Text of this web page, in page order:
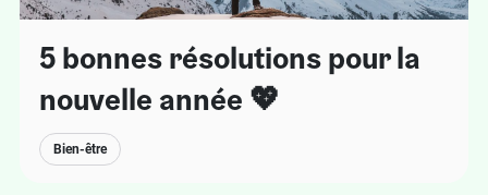
5 bonnes résolutions pour la
nouvelle année 💖
Bien-être